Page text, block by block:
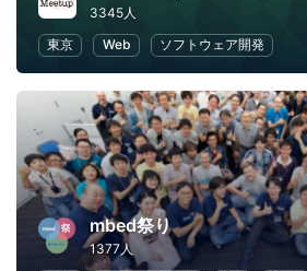
3345人
東京
Web ソフトウェア開発
mbed祭り
1377人